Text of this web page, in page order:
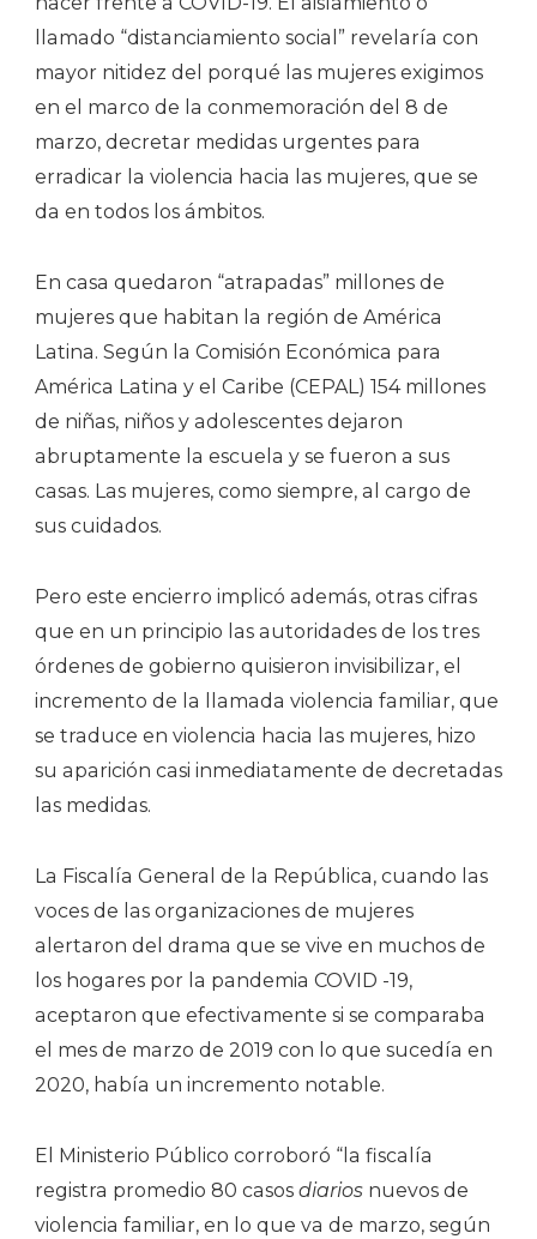
llamado “distanciamiento social” revelaría con
mayor nitidez del porqué las mujeres exigimos
en el marco de la conmemoración del 8 de
marzo, decretar medidas urgentes para
erradicar la violencia hacia las mujeres, que se
da en todos los ámbitos.
En casa quedaron “atrapadas” millones de
mujeres que habitan la región de América
Latina. Según la Comisión Económica para
América Latina y el Caribe (CEPAL) 154 millones
de niñas, niños y adolescentes dejaron
abruptamente la escuela y se fueron a sus
casas. Las mujeres, como siempre, al cargo de
sus cuidados.
Pero este encierro implicó además, otras cifras
que en un principio las autoridades de los tres
órdenes de gobierno quisieron invisibilizar, el
incremento de la llamada violencia familiar, que
se traduce en violencia hacia las mujeres, hizo
su aparición casi inmediatamente de decretadas
las medidas.
La Fiscalía General de la República, cuando las
voces de las organizaciones de mujeres
alertaron del drama que se vive en muchos de
los hogares por la pandemia COVID -19,
aceptaron que efectivamente si se comparaba
el mes de marzo de 2019 con lo que sucedía en
2020, había un incremento notable.
El Ministerio Público corroboró “la fiscalía
registra promedio 80 casos diarios nuevos de
violencia familiar, en lo que va de marzo, según